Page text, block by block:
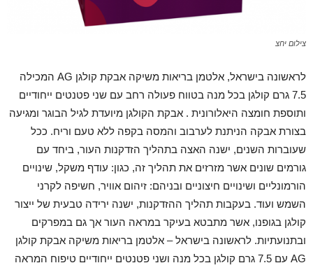
צילום יחצ
לראשונה בישראל, אלטמן בריאות משיקה אבקת קולגן AG המכילה
7.5 גרם קולגן בכל מנה בטווח פעולה רחב עם שני פטנטים ייחודיים
ותוספת חומצה היאלורונית . אבקת הקולגן מיועדת לגיל הבוגר ומגיעה
בצורת אבקה הניתנת לערבוב והמסה בקפה ללא טעם וריח. ככל
שעוברות השנים, ישנה האצה בתהליך הזדקנות העור, ביחד עם
גורמים שונים אשר מזרזים את תהליך זה, כגון: עודף משקל, שינויים
הורמונליים ושינויים חיצוניים ובניהם: זיהום אוויר, חשיפה לקרני
השמש ועוד. בעקבות תהליך ההזדקנות, ישנה ירידה טבעית של ייצור
קולגן בגופנו, אשר מתבטא בעיקר במראה העור אך גם במפרקים
ובתנועתיות. לראשונה בישראל – אלטמן בריאות משיקה אבקת קולגן
AG עם 7.5 גרם קולגן בכל מנה ושני פטנטים ייחודיים טיפוח המראה